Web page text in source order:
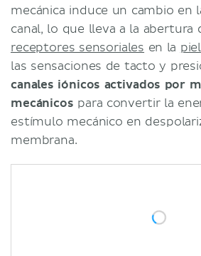
mecánica induce un cambio en
canal, lo que lleva a la abertura
receptores sensoriales en la piel
las sensaciones de tacto y
canales iónicos activados por
mecánicos para convertir la
estímulo mecánico en
membrana.